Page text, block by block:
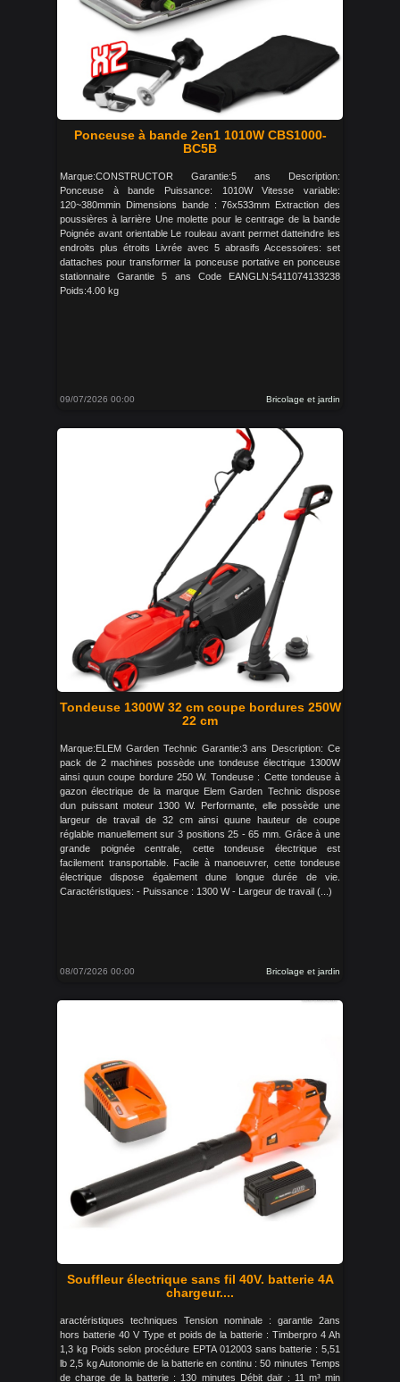
Ponceuse à bande 2en1 1010W CBS1000-
BC5B
Marque:CONSTRUCTOR Garantie:5 ans Description:
Ponceuse à bande Puissance: 1010W Vitesse variable:
120~380mmin Dimensions bande : 76x533mm Extraction des
poussières à larrière Une molette pour le centrage de la bande
Poignée avant orientable Le rouleau avant permet datteindre les
endroits plus étroits Livrée avec 5 abrasifs Accessoires: set
dattaches pour transformer la ponceuse portative en ponceuse
stationnaire Garantie 5 ans Code EANGLN:5411074133238
Poids:4.00 kg
09/07/2026 00:00 Bricolage et jardin
Tondeuse 1300W 32 cm coupe bordures 250W
22 cm
Marque:ELEM Garden Technic Garantie:3 ans Description: Ce
pack de 2 machines possède une tondeuse électrique 1300W
ainsi quun coupe bordure 250 W. Tondeuse : Cette tondeuse à
gazon électrique de la marque Elem Garden Technic dispose
dun puissant moteur 1300 W. Performante, elle possède une
largeur de travail de 32 cm ainsi quune hauteur de coupe
réglable manuellement sur 3 positions 25 - 65 mm. Grâce à une
grande poignée centrale, cette tondeuse électrique est
facilement transportable. Facile à manoeuvrer, cette tondeuse
électrique dispose également dune longue durée de vie.
Caractéristiques: - Puissance : 1300 W - Largeur de travail (...)
08/07/2026 00:00 Bricolage et jardin
Souffleur électrique sans fil 40V. batterie 4A
chargeur....
aractéristiques techniques Tension nominale : garantie 2ans
hors batterie 40 V Type et poids de la batterie : Timberpro 4 Ah
1,3 kg Poids selon procédure EPTA 012003 sans batterie : 5,51
lb 2,5 kg Autonomie de la batterie en continu : 50 minutes Temps
de charge de la batterie : 130 minutes Débit dair : 11 m³ min